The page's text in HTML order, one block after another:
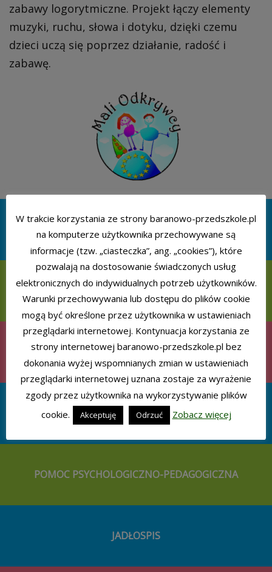
zabawy logorytmiczne. Projekt łączy elementy
muzyki, ruchu, słowa i dotyku, dzięki czemu
dzieci uczą się poprzez działanie, radość i
zabawę.
DLA RODZICA
KALENDARZ IMPREZ
REALIZOWANE PROGRAMY
AKCJE CHARYTATYWNE
POMOC PSYCHOLOGICZNO-PEDAGOGICZNA
JADŁOSPIS
W trakcie korzystania ze strony baranowo-przedszkole.pl
na komputerze użytkownika przechowywane są
informacje (tzw. „ciasteczka”, ang. „cookies”), które
pozwalają na dostosowanie świadczonych usług
elektronicznych do indywidualnych potrzeb użytkowników.
Warunki przechowywania lub dostępu do plików cookie
mogą być określone przez użytkownika w ustawieniach
przeglądarki internetowej. Kontynuacja korzystania ze
strony internetowej baranowo-przedszkole.pl bez
dokonania wyżej wspomnianych zmian w ustawieniach
przeglądarki internetowej uznana zostaje za wyrażenie
zgody przez użytkownika na wykorzystywanie plików
cookie.
Akceptuję Odrzuć Zobacz więcej